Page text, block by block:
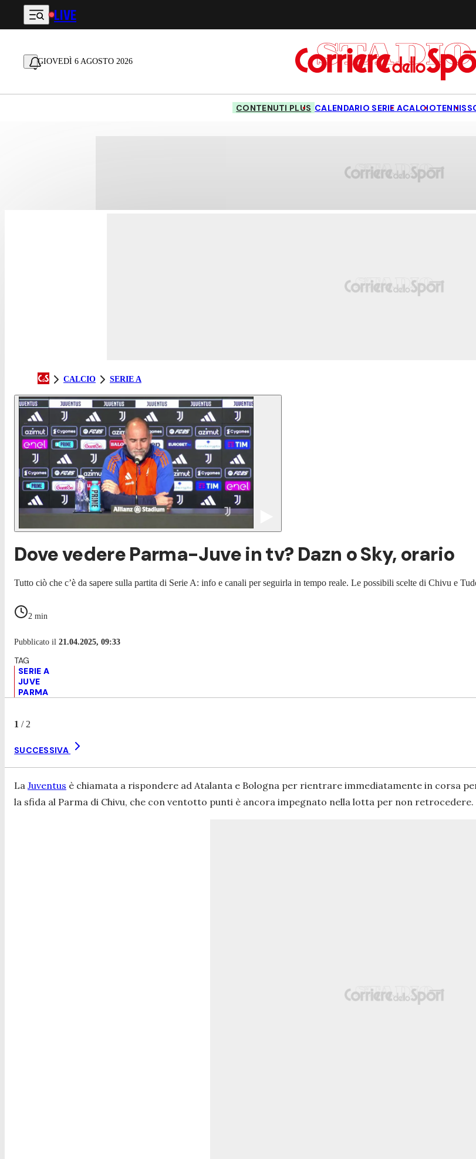
Vai al contenuto principale
LIVE
GIOVEDÌ 6 AGOSTO 2026
CONTENUTI PLUS CALENDARIO SERIE ACALCIOTENNIS
CALCIO SERIE A
Dove vedere Parma-Juve in tv? Dazn o Sky, orario
Tutto ciò che c’è da sapere sulla partita di Serie A: info e canali per seguirla in tempo reale. Le possibili scelte di Chivu e
2 min
Pubblicato il 21.04.2025, 09:33
SERIE A
JUVE
PARMA
1 / 2
SUCCESSIVA
La Juventus è chiamata a rispondere ad Atalanta e Bologna per rientrare immediatamente in corsa
la sfida al Parma di Chivu, che con ventotto punti è ancora impegnato nella lotta per non